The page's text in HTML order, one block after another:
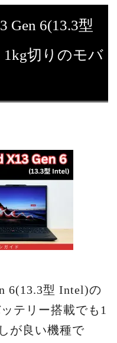
Gen 6(13.3型
切りのモバ
6(13.3型 Intel)の
テリー搭載でも1
が良い機種で